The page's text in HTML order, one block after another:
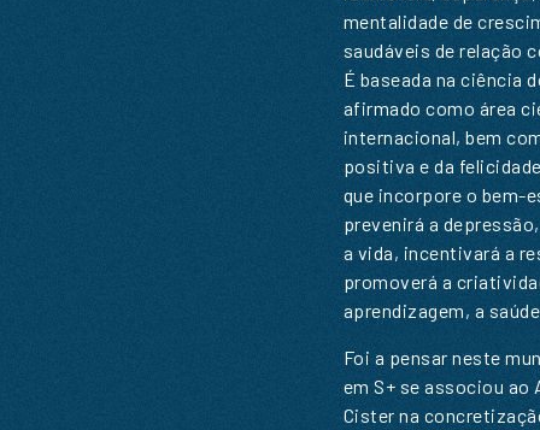
mentalidade de
saudáveis de relação
É baseada na ciência
afirmado como área
internacional, bem
positiva e da
que incorpore o bem-
prevenirá a
a vida, incentivará a
promoverá a
aprendizagem, a
Foi a pensar neste
em S+ se associou ao
Cister na